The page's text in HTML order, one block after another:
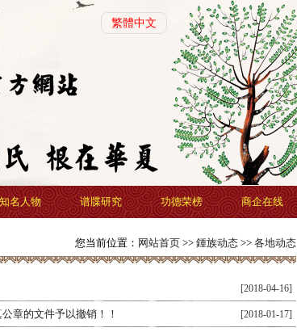
繁體中文
名人物 谱牒研究 功德荣榜 商企在线
您当前位置： 网站首页>> 鍾族动态>> 各地动态
[2018-04-16]
[2018-01-17]
章的文件予以撤销！！